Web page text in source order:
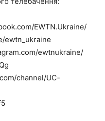
EWTN.Ukraine/
ewtn_ukraine
ewtnukraine/
channel/UC-